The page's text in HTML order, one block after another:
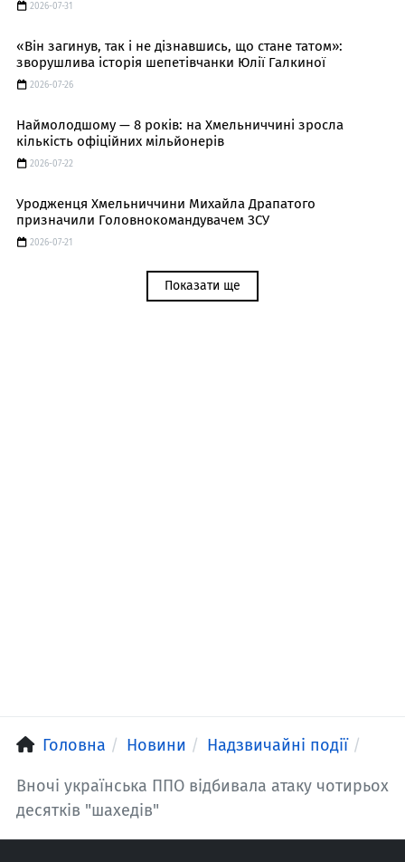
2026-07-31
«Він загинув, так і не дізнавшись, що стане татом»:
зворушлива історія шепетівчанки Юлії Галкиної
2026-07-26
Наймолодшому — 8 років: на Хмельниччині зросла
кількість офіційних мільйонерів
2026-07-22
Уродженця Хмельниччини Михайла Драпатого
призначили Головнокомандувачем ЗСУ
2026-07-21
Показати ще
Головна Новини Надзвичайні події
Вночі українська ППО відбивала атаку чотирьох
десятків "шахедів"